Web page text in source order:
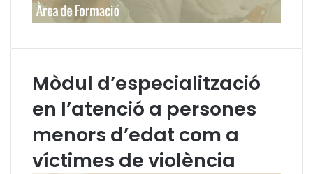
Mòdul d’especialització
en l’atenció a persones
menors d’edat com a
víctimes de violència